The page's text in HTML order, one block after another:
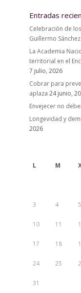
Entradas
Celebración de
Guillermo
La Academia
territorial en el
7 julio, 2026
Cobrar para
aplaza 24 junio,
Envejecer no
Longevidad y
2026
L M
3 4 5
10 11
17 18
24 25
31